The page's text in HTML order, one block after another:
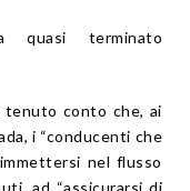
quasi terminato
tenuto conto che, ai
, i “conducenti che
nel flusso
ad “assicurarsi di